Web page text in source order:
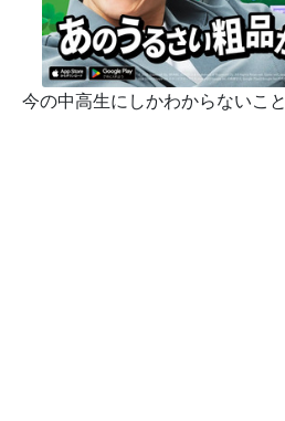
今の中高生にしかわからないこと